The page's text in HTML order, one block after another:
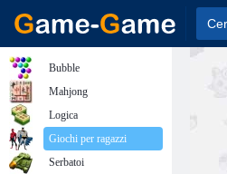
Bubble
Mahjong
Logica
Giochi per ragazzi
Serbatoi